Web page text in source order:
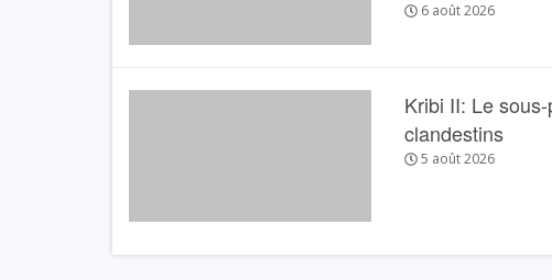
6 août 2026
Kribi II: Le
clandestins
5 août 2026